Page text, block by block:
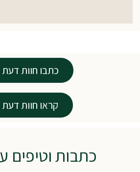
כתבו חוות דעת
קראו חוות דעת
כתבות וטיפים